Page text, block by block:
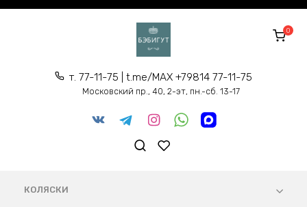
Перейти
т. 77-11-75 | t.me/MAX +79814 77-11-75
Московский пр., 40, 2-эт, пн.-сб. 13-17
0
КОЛЯСКИ